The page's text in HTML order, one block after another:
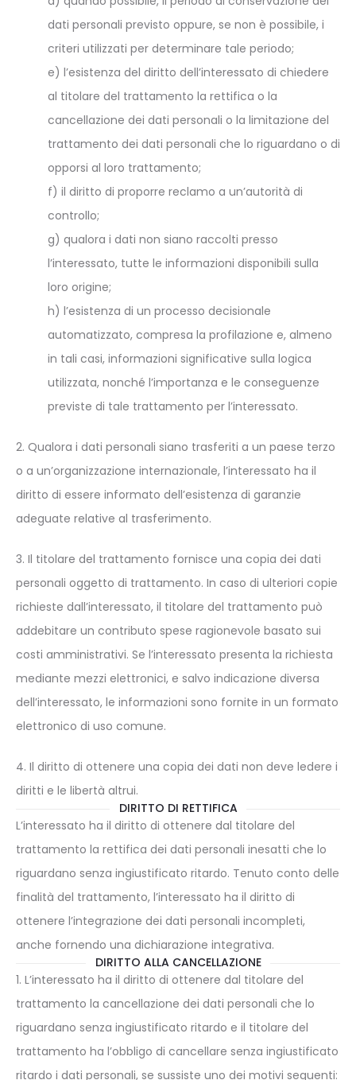
dati personali previsto oppure, se non è possibile, i
criteri utilizzati per determinare tale periodo;
e) l’esistenza del diritto dell’interessato di chiedere
al titolare del trattamento la rettifica o la
cancellazione dei dati personali o la limitazione del
trattamento dei dati personali che lo riguardano o di
opporsi al loro trattamento;
f) il diritto di proporre reclamo a un’autorità di
controllo;
g) qualora i dati non siano raccolti presso
l’interessato, tutte le informazioni disponibili sulla
loro origine;
h) l’esistenza di un processo decisionale
automatizzato, compresa la profilazione e, almeno
in tali casi, informazioni significative sulla logica
utilizzata, nonché l’importanza e le conseguenze
previste di tale trattamento per l’interessato.
2. Qualora i dati personali siano trasferiti a un paese terzo
o a un’organizzazione internazionale, l’interessato ha il
diritto di essere informato dell’esistenza di garanzie
adeguate relative al trasferimento.
3. Il titolare del trattamento fornisce una copia dei dati
personali oggetto di trattamento. In caso di ulteriori copie
richieste dall’interessato, il titolare del trattamento può
addebitare un contributo spese ragionevole basato sui
costi amministrativi. Se l’interessato presenta la richiesta
mediante mezzi elettronici, e salvo indicazione diversa
dell’interessato, le informazioni sono fornite in un formato
elettronico di uso comune.
4. Il diritto di ottenere una copia dei dati non deve ledere i
diritti e le libertà altrui.
DIRITTO DI RETTIFICA
L’interessato ha il diritto di ottenere dal titolare del
trattamento la rettifica dei dati personali inesatti che lo
riguardano senza ingiustificato ritardo. Tenuto conto delle
finalità del trattamento, l’interessato ha il diritto di
ottenere l’integrazione dei dati personali incompleti,
anche fornendo una dichiarazione integrativa.
DIRITTO ALLA CANCELLAZIONE
1. L’interessato ha il diritto di ottenere dal titolare del
trattamento la cancellazione dei dati personali che lo
riguardano senza ingiustificato ritardo e il titolare del
trattamento ha l’obbligo di cancellare senza ingiustificato
ritardo i dati personali, se sussiste uno dei motivi seguenti: